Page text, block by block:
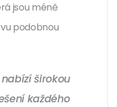
jsou méně
podobnou
širokou
každého